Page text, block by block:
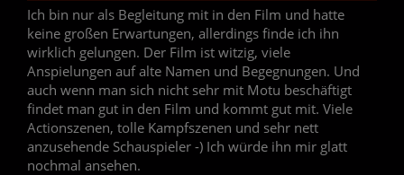
Ich bin nur als Begleitung mit in den Film und hatte
keine großen Erwartungen, allerdings finde ich ihn
wirklich gelungen. Der Film ist witzig, viele
Anspielungen auf alte Namen und Begegnungen. Und
auch wenn man sich nicht sehr mit Motu beschäftigt
findet man gut in den Film und kommt gut mit. Viele
Actionszenen, tolle Kampfszenen und sehr nett
anzusehende Schauspieler -) Ich würde ihn mir glatt
nochmal ansehen.